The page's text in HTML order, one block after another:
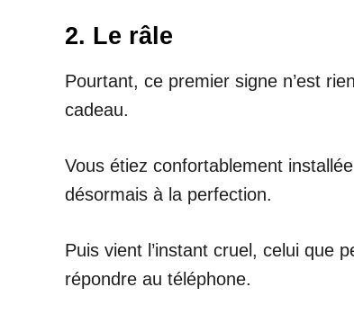
2. Le râle
Pourtant, ce premier signe n’est
cadeau.
Vous étiez confortablement
désormais à la perfection.
Puis vient l’instant cruel, celui que
répondre au téléphone.